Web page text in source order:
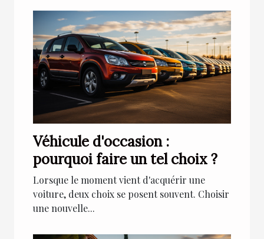
Véhicule d'occasion :
pourquoi faire un tel choix ?
Lorsque le moment vient d'acquérir une
voiture, deux choix se posent souvent. Choisir
une nouvelle...